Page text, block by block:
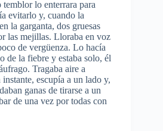
lo enterrara para
evitarlo y, cuando la
la garganta, dos gruesas
las mejillas. Lloraba en voz
de vergüenza. Lo hacía
de la fiebre y estaba solo, él
Tragaba aire a
escupía a un lado y,
ganas de tirarse a un
de una vez por todas con